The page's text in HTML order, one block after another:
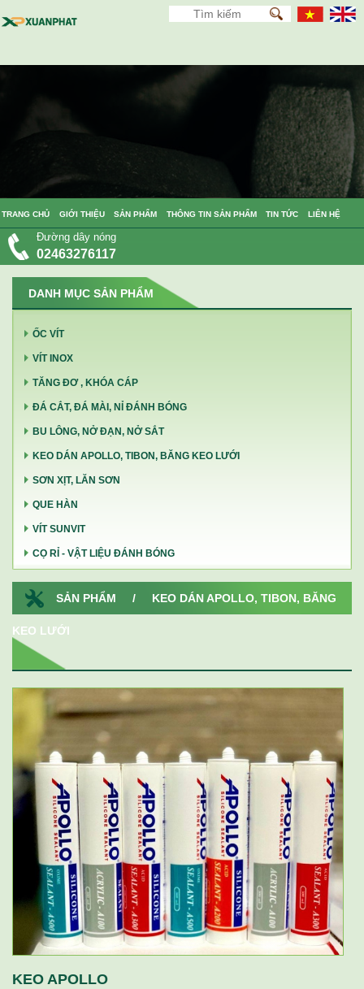
TRANG CHỦ GIỚI THIỆU SẢN PHẨM THÔNG TIN SẢN PHẨM TIN TỨC LIÊN HỆ
Đường dây nóng
02463276117
DANH MỤC SẢN PHẨM
ỐC VÍT
VÍT INOX
TĂNG ĐƠ , KHÓA CÁP
ĐÁ CẮT, ĐÁ MÀI, NỈ ĐÁNH BÓNG
BU LÔNG, NỞ ĐẠN, NỞ SẮT
KEO DÁN APOLLO, TIBON, BĂNG KEO LƯỚI
SƠN XỊT, LĂN SƠN
QUE HÀN
VÍT SUNVIT
CỌ RỈ - VẬT LIỆU ĐÁNH BÓNG
SẢN PHẨM / KEO DÁN APOLLO, TIBON, BĂNG
KEO LƯỚI
KEO APOLLO